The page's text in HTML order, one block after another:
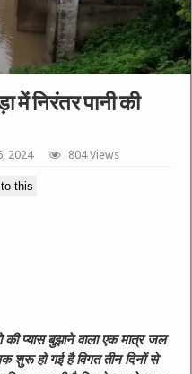
में निरंतर पानी की
2024 804 Views
this
की प्यास बुझाने वाला एक मात्र जल
शुरू हो गई है विगत तीन दिनों से